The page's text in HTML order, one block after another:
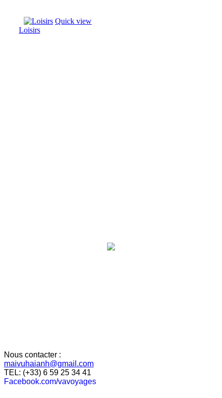
Quick view
Loisirs
Nous contacter :
maivuhaianh@gmail.com
TEL: (+33) 6 59 25 34 41
Facebook.com/vavoyages